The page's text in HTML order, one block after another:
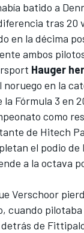
batido a
tras 20
en la décima
ambos
Hauger
en la
la Fórmula 3 en
como
de Hitech
el podio
a la octava
Verschoor
cuando
de